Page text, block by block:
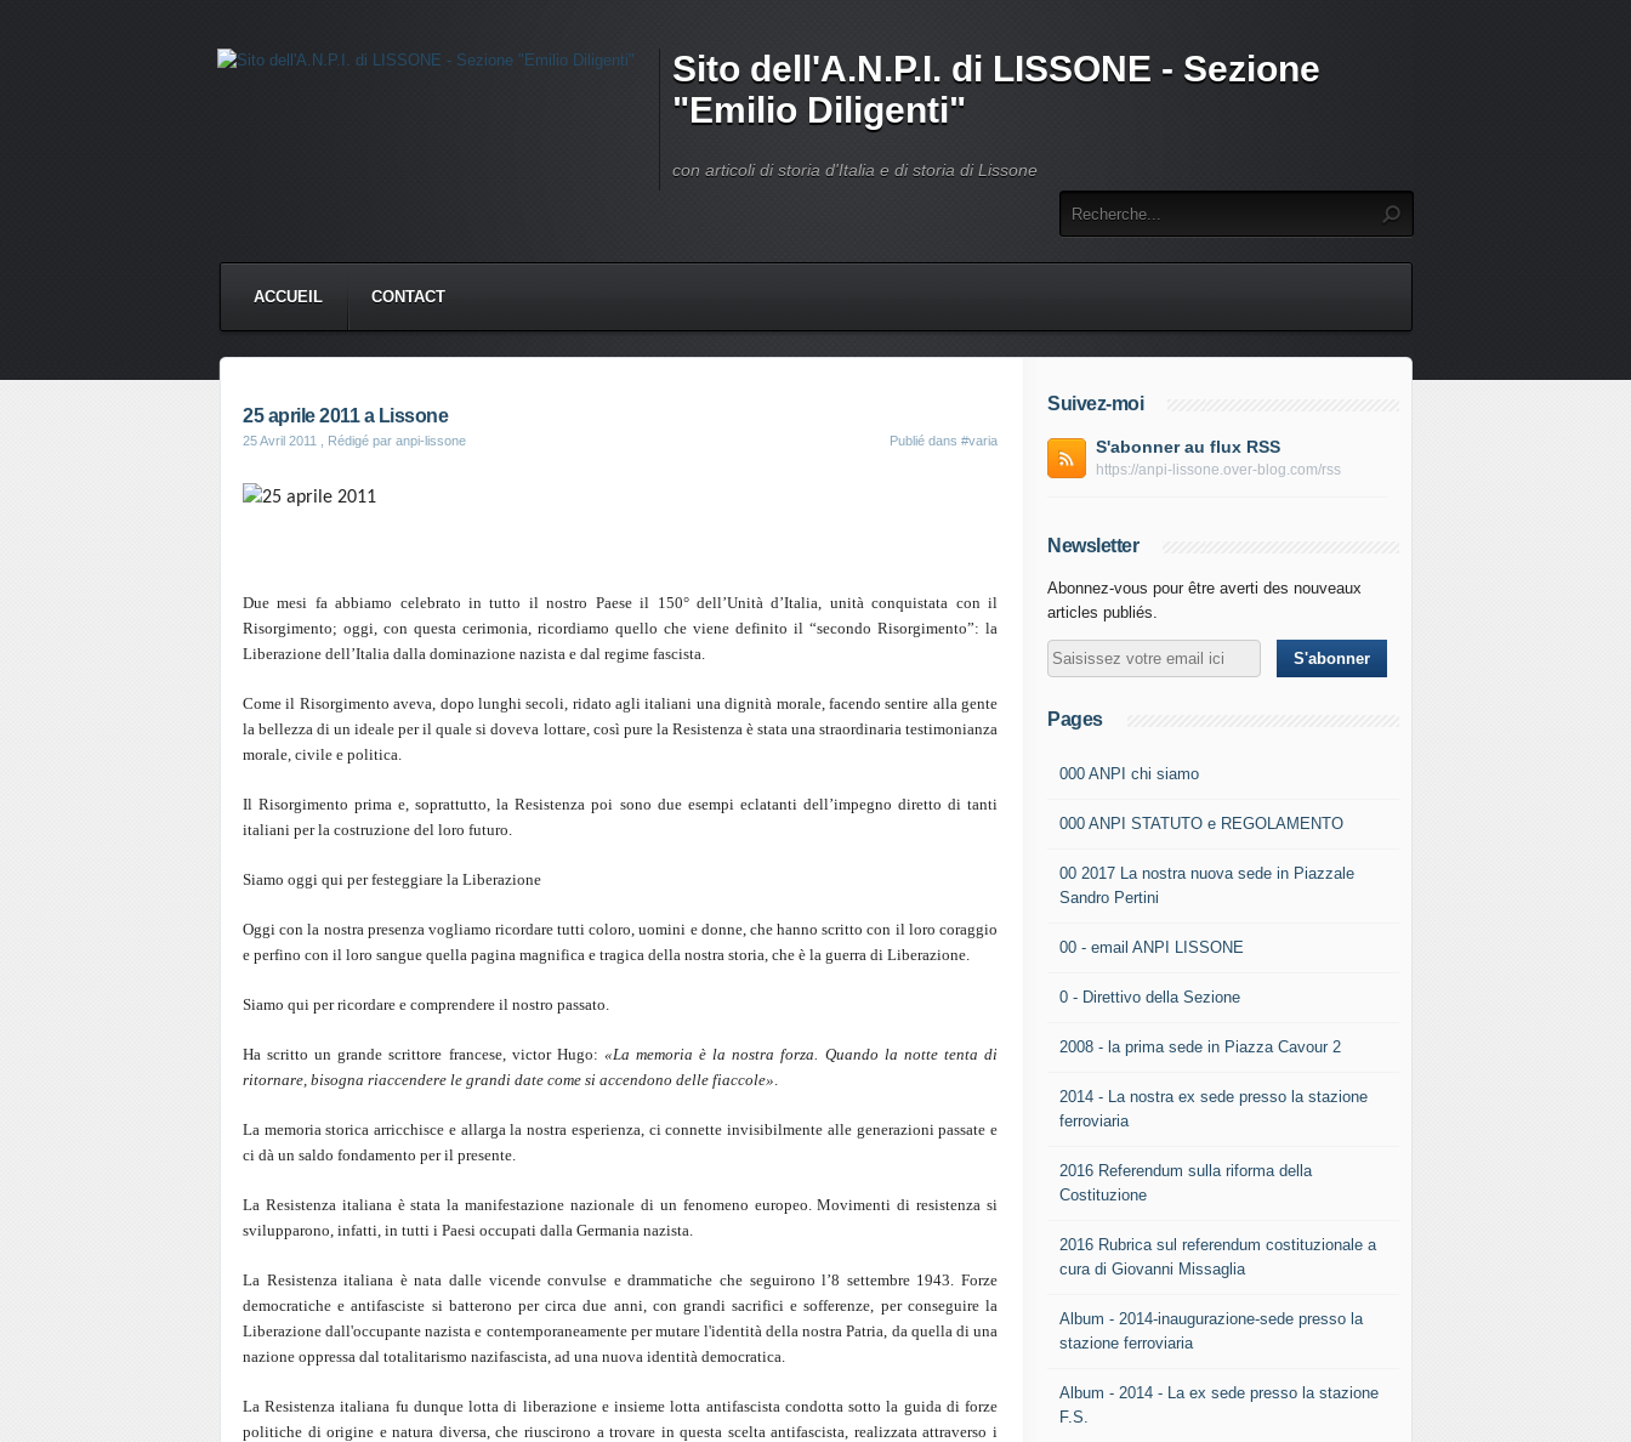
Sito dell'A.N.P.I. di LISSONE - Sezione
"Emilio Diligenti"
con articoli di storia d'Italia e di storia di Lissone
ACCUEIL CONTACT
25 aprile 2011 a Lissone
25 Avril 2011 , Rédigé par anpi-lissone Publié dans #varia
Due mesi fa abbiamo celebrato in tutto il nostro Paese il 150° dell’Unità d’Italia, unità conquistata con il
Risorgimento; oggi, con questa cerimonia, ricordiamo quello che viene definito il “secondo Risorgimento”: la
Liberazione dell’Italia dalla dominazione nazista e dal regime fascista.
Come il Risorgimento aveva, dopo lunghi secoli, ridato agli italiani una dignità morale, facendo sentire alla gente
la bellezza di un ideale per il quale si doveva lottare, così pure la Resistenza è stata una straordinaria testimonianza
morale, civile e politica.
Il Risorgimento prima e, soprattutto, la Resistenza poi sono due esempi eclatanti dell’impegno diretto di tanti
italiani per la costruzione del loro futuro.
Siamo oggi qui per festeggiare la Liberazione
Oggi con la nostra presenza vogliamo ricordare tutti coloro, uomini e donne, che hanno scritto con il loro coraggio
e perfino con il loro sangue quella pagina magnifica e tragica della nostra storia, che è la guerra di Liberazione.
Siamo qui per ricordare e comprendere il nostro passato.
Ha scritto un grande scrittore francese, victor Hugo: «La memoria è la nostra forza. Quando la notte tenta di
ritornare, bisogna riaccendere le grandi date come si accendono delle fiaccole».
La memoria storica arricchisce e allarga la nostra esperienza, ci connette invisibilmente alle generazioni passate e
ci dà un saldo fondamento per il presente.
La Resistenza italiana è stata la manifestazione nazionale di un fenomeno europeo. Movimenti di resistenza si
svilupparono, infatti, in tutti i Paesi occupati dalla Germania nazista.
La Resistenza italiana è nata dalle vicende convulse e drammatiche che seguirono l’8 settembre 1943. Forze
democratiche e antifasciste si batterono per circa due anni, con grandi sacrifici e sofferenze, per conseguire la
Liberazione dall'occupante nazista e contemporaneamente per mutare l'identità della nostra Patria, da quella di una
nazione oppressa dal totalitarismo nazifascista, ad una nuova identità democratica.
La Resistenza italiana fu dunque lotta di liberazione e insieme lotta antifascista condotta sotto la guida di forze
politiche di origine e natura diversa, che riuscirono a trovare in questa scelta antifascista, realizzata attraverso i
Suivez-moi
S'abonner au flux RSS
https://anpi-lissone.over-blog.com/rss
Newsletter
Abonnez-vous pour être averti des nouveaux
articles publiés.
Pages
000 ANPI chi siamo
000 ANPI STATUTO e REGOLAMENTO
00 2017 La nostra nuova sede in Piazzale
Sandro Pertini
00 - email ANPI LISSONE
0 - Direttivo della Sezione
2008 - la prima sede in Piazza Cavour 2
2014 - La nostra ex sede presso la stazione
ferroviaria
2016 Referendum sulla riforma della
Costituzione
2016 Rubrica sul referendum costituzionale a
cura di Giovanni Missaglia
Album - 2014-inaugurazione-sede presso la
stazione ferroviaria
Album - 2014 - La ex sede presso la stazione
F.S.